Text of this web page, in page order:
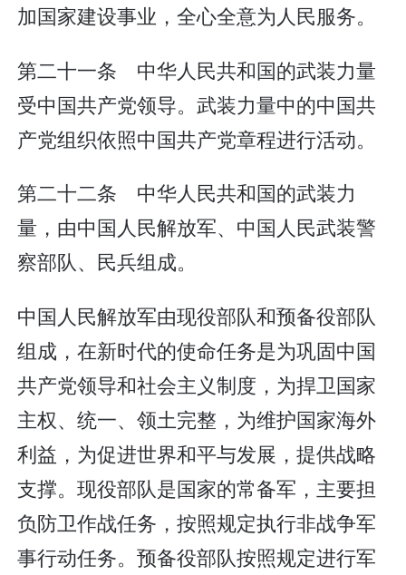
加国家建设事业，全心全意为人民服务。
第二十一条 中华人民共和国的武装力量
受中国共产党领导。武装力量中的中国共
产党组织依照中国共产党章程进行活动。
第二十二条 中华人民共和国的武装力
量，由中国人民解放军、中国人民武装警
察部队、民兵组成。
中国人民解放军由现役部队和预备役部队
组成，在新时代的使命任务是为巩固中国
共产党领导和社会主义制度，为捍卫国家
主权、统一、领土完整，为维护国家海外
利益，为促进世界和平与发展，提供战略
支撑。现役部队是国家的常备军，主要担
负防卫作战任务，按照规定执行非战争军
事行动任务。预备役部队按照规定进行军